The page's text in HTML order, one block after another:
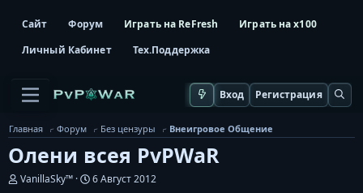
Сайт Форум Играть на ReFresh
Играть на x100
Личный Кабинет
Тех.Поддержка
Вход Регистрация
Главная Форум Без цензуры Внеигровое Общение
Олени всея PvPWaR
А
VanillaSky™
Д
6 Август 2012